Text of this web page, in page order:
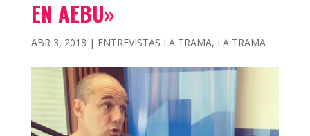
EN AEBU»
ABR 3, 2018 | ENTREVISTAS LA TRAMA, LA TRAMA